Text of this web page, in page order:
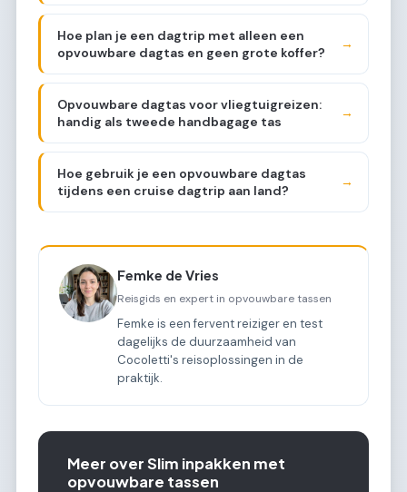
Hoe plan je een dagtrip met alleen een
opvouwbare dagtas en geen grote koffer?
→
Opvouwbare dagtas voor vliegtuigreizen:
handig als tweede handbagage tas
→
Hoe gebruik je een opvouwbare dagtas
tijdens een cruise dagtrip aan land?
→
Femke de Vries
Reisgids en expert in opvouwbare tassen
Femke is een fervent reiziger en test
dagelijks de duurzaamheid van
Cocoletti's reisoplossingen in de
praktijk.
Meer over Slim inpakken met
opvouwbare tassen